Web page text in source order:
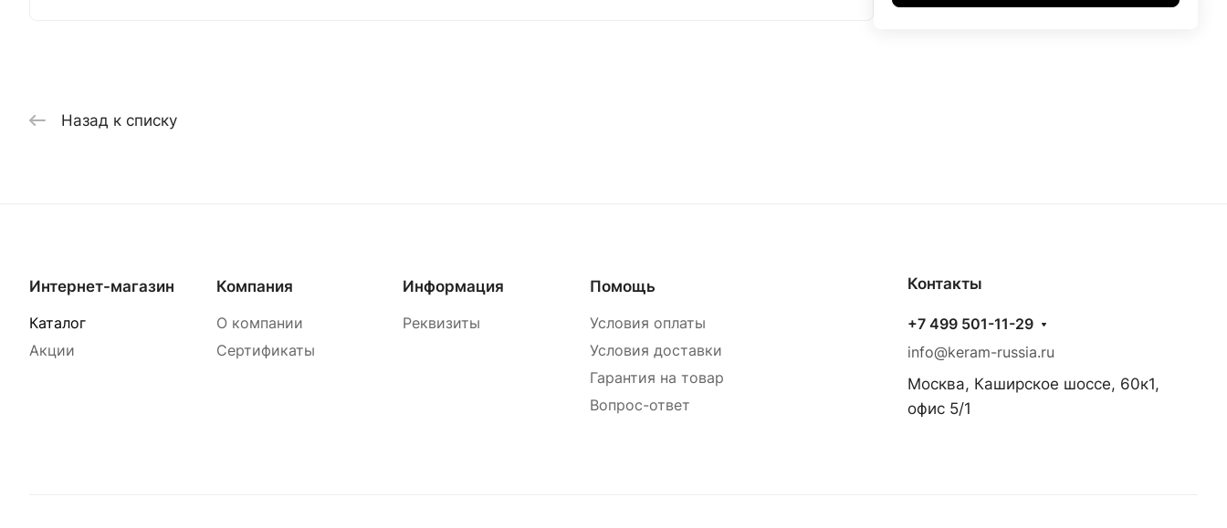
Назад к списку
Интернет-магазин
Каталог
Акции
Компания
О компании
Сертификаты
Информация
Реквизиты
Помощь
Условия оплаты
Условия доставки
Гарантия на товар
Вопрос-ответ
Контакты
+7 499 501-11-29
info@keram-russia.ru
Москва, Каширское шоссе, 60к1,
офис 5/1